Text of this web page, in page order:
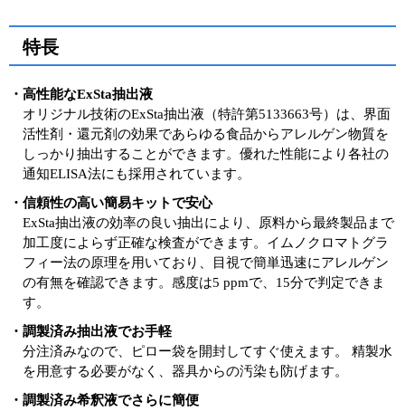
特長
・高性能なExSta抽出液
オリジナル技術のExSta抽出液（特許第5133663号）は、界面
活性剤・還元剤の効果であらゆる食品からアレルゲン物質を
しっかり抽出することができます。優れた性能により各社の
通知ELISA法にも採用されています。
・信頼性の高い簡易キットで安心
ExSta抽出液の効率の良い抽出により、原料から最終製品まで
加工度によらず正確な検査ができます。イムノクロマトグラ
フィー法の原理を用いており、目視で簡単迅速にアレルゲン
の有無を確認できます。感度は5 ppmで、15分で判定できま
す。
・調製済み抽出液でお手軽
分注済みなので、ピロー袋を開封してすぐ使えます。 精製水
を用意する必要がなく、器具からの汚染も防げます。
・調製済み希釈液でさらに簡便